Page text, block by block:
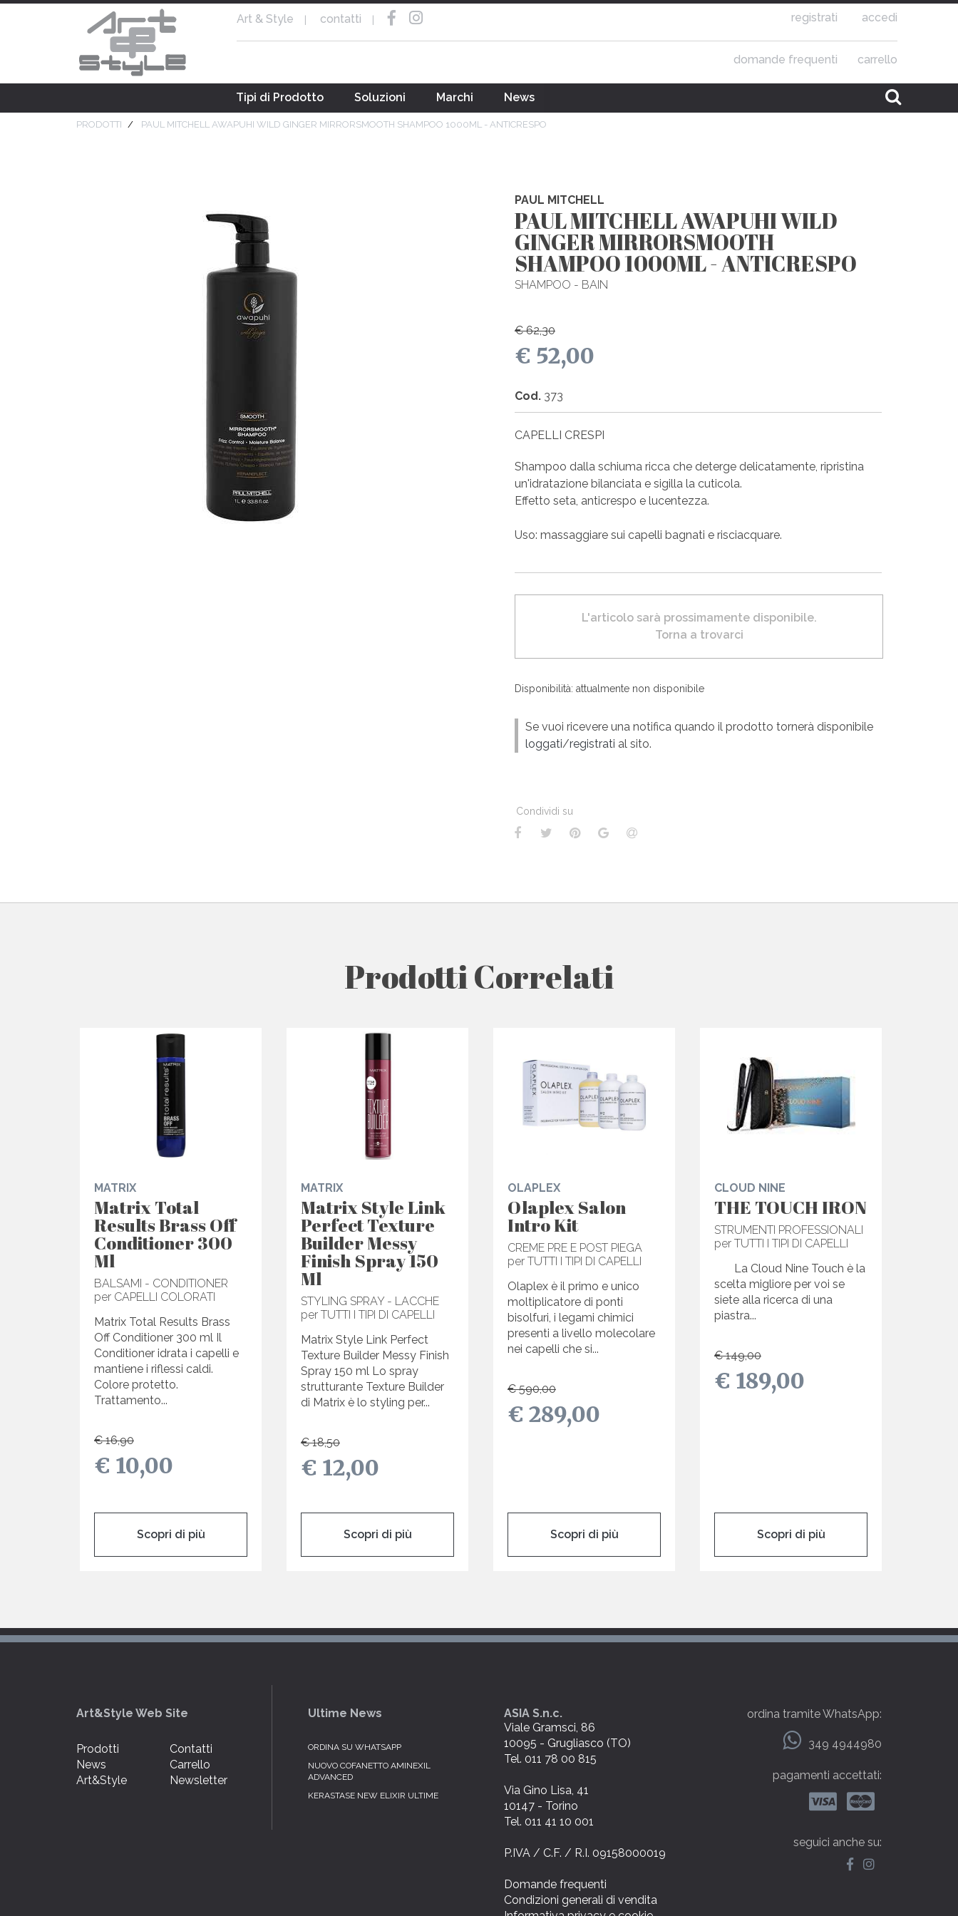
Art & Style | contatti | registrati accedi
domande frequenti carrello
Tipi di Prodotto Soluzioni Marchi News
PRODOTTI PAUL MITCHELL AWAPUHI WILD GINGER MIRRORSMOOTH SHAMPOO 1000ML - ANTICRESPO
PAUL MITCHELL
PAUL MITCHELL AWAPUHI WILD
GINGER MIRRORSMOOTH
SHAMPOO 1000ML - ANTICRESPO
SHAMPOO - BAIN
€ 62,30
€ 52,00
Cod. 373
CAPELLI CRESPI
Shampoo dalla schiuma ricca che deterge delicatamente, ripristina
un'idratazione bilanciata e sigilla la cuticola.
Effetto seta, anticrespo e lucentezza.
Uso: massaggiare sui capelli bagnati e risciacquare.
L'articolo sarà prossimamente disponibile.
Torna a trovarci
Disponibilità: attualmente non disponibile
Se vuoi ricevere una notifica quando il prodotto tornerà disponibile
loggati/registrati al sito.
Condividi su
Prodotti Correlati
MATRIX
Matrix Total
Results Brass Off
Conditioner 300
Ml
BALSAMI - CONDITIONER
per CAPELLI COLORATI
Matrix Total Results Brass
Off Conditioner 300 ml Il
Conditioner idrata i capelli e
mantiene i riflessi caldi.
Colore protetto.
Trattamento...
€ 16,90
€ 10,00
Scopri di più
MATRIX
Matrix Style Link
Perfect Texture
Builder Messy
Finish Spray 150
Ml
STYLING SPRAY - LACCHE
per TUTTI I TIPI DI CAPELLI
Matrix Style Link Perfect
Texture Builder Messy Finish
Spray 150 ml Lo spray
strutturante Texture Builder
di Matrix è lo styling per...
€ 18,50
€ 12,00
Scopri di più
OLAPLEX
Olaplex Salon
Intro Kit
CREME PRE E POST PIEGA
per TUTTI I TIPI DI CAPELLI
Olaplex è il primo e unico
moltiplicatore di ponti
bisolfuri, i legami chimici
presenti a livello molecolare
nei capelli che si...
€ 590,00
€ 289,00
Scopri di più
CLOUD NINE
THE TOUCH IRON
STRUMENTI PROFESSIONALI
per TUTTI I TIPI DI CAPELLI
La Cloud Nine Touch è la
scelta migliore per voi se
siete alla ricerca di una
piastra...
€ 149,00
€ 189,00
Scopri di più
Art&Style Web Site
Prodotti
News
Art&Style
Contatti
Carrello
Newsletter
Ultime News
ORDINA SU WHATSAPP
NUOVO COFANETTO AMINEXIL
ADVANCED
KERASTASE NEW ELIXIR ULTIME
ASIA S.n.c.
Viale Gramsci, 86
10095 - Grugliasco (TO)
Tel. 011 78 00 815
Via Gino Lisa, 41
10147 - Torino
Tel. 011 41 10 001
P.IVA / C.F. / R.I. 09158000019
Domande frequenti
Condizioni generali di vendita
ordina tramite WhatsApp:
349 4944980
pagamenti accettati:
seguici anche su: